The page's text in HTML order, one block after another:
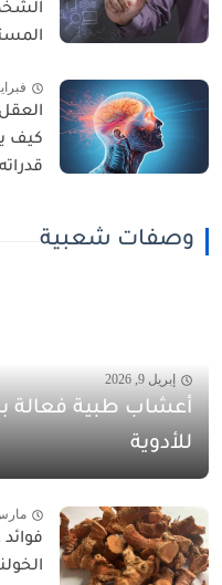
فبراير 23,
كيف
وصفات شعبية
إبريل 9, 2026
أعشاب طبية فعالة
للأدوية
مارس 30,